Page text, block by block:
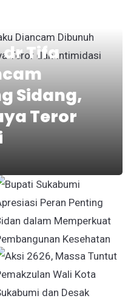
dr Tifa
Sidang,
Teror